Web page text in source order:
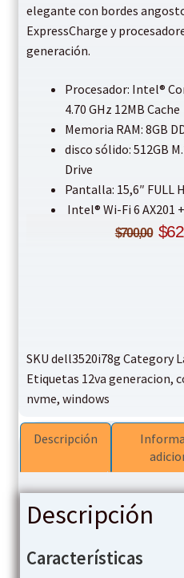
elegante con bordes
ExpressCharge y
generación.
Procesador: Intel®
4.70 GHz 12MB Cache
Memoria RAM: 8GB
disco sólido: 512GB
Drive
Pantalla: 15,6″ FULL
Intel® Wi-Fi 6 AX201
$700,00 $
SKU dell3520i78g Category
Etiquetas 12va generacion,
nvme, windows
Descripción
Descripción
Características